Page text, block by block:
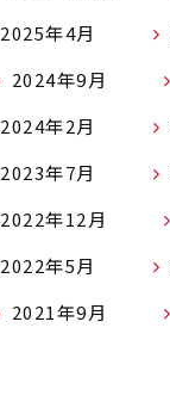
2025年4月
2024年9月
2024年2月
2023年7月
2022年12月
2022年5月
2021年9月